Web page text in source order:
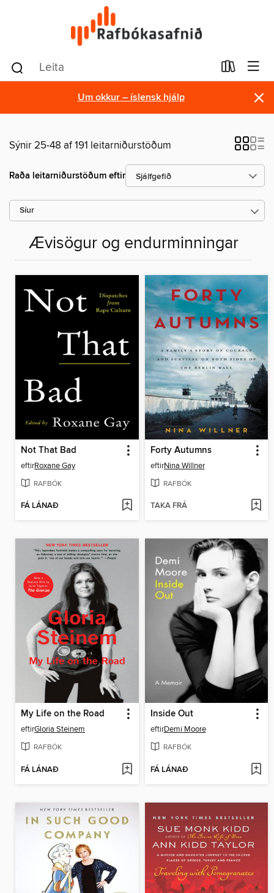
Um okkur – íslensk hjálp ×
Sýnir 25-48 af 191 leitarniðurstöðum
Raða leitarniðurstöðum eftir
Síur
Ævisögur og endurminningar
Not That Bad
eftirRoxane Gay
RAFBÓK
FÁ LÁNAÐ
Forty Autumns
eftirNina Willner
RAFBÓK
TAKA FRÁ
My Life on the Road
eftirGloria Steinem
RAFBÓK
FÁ LÁNAÐ
Inside Out
eftirDemi Moore
RAFBÓK
FÁ LÁNAÐ